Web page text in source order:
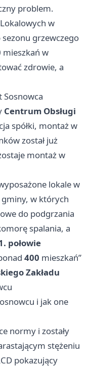
problem.
w
grzewczego
mieszkań w
zdrowie, a
Sosnowca
Centrum Obsługi
spółki, montaż w
został już
montaż w
lokale w
gminy, w których
do podgrzania
spalania, a
połowie
400 mieszkań”
Zakładu
i jak one
normy i zostały
stężeniu
pokazujący